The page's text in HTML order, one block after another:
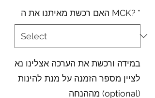
האם רכשת מאיתנו את ה MCK? *
במידה ורכשת את הערכה אצלינו נא
לציין מספר הזמנה על מנת להינות
מההנחה (optional)